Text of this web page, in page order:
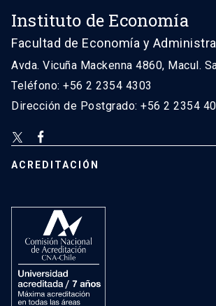
Instituto de Economía
Facultad de Economía y
Avda. Vicuña Mackenna 4860, Macul.
Teléfono: +56 2 2354 4303
Dirección de Postgrado: +56 2 2354
ACREDITACIÓN